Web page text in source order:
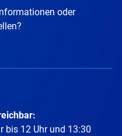
oder
bis 12 Uhr und 13:30